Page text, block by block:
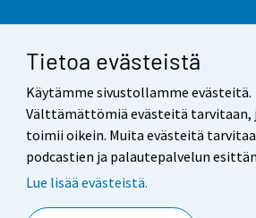
Tietoa evästeistä
Käytämme sivustollamme evästeitä.
Välttämättömiä evästeitä tarvitaan,
toimii oikein. Muita evästeitä
podcastien ja palautepalvelun
Lue lisää evästeistä.
Yhteystiedot
Palaute
Käyttöehdot
Saavutettavuus